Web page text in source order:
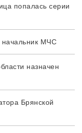
попалась серии
начальник МЧС
назначен
Брянской